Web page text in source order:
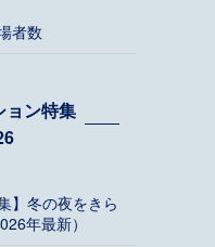
者数
ョン特集
】冬の夜をきら
年最新）